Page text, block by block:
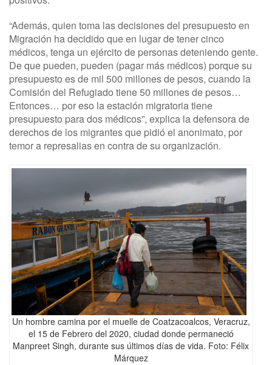
“Además, quien toma las decisiones del presupuesto en
Migración ha decidido que en lugar de tener cinco
médicos, tenga un ejército de personas deteniendo gente.
De que pueden, pueden (pagar más médicos) porque su
presupuesto es de mil 500 millones de pesos, cuando la
Comisión del Refugiado tiene 50 millones de pesos…
Entonces… por eso la estación migratoria tiene
presupuesto para dos médicos”, explica la defensora de
derechos de los migrantes que pidió el anonimato, por
temor a represalias en contra de su organización.
Un hombre camina por el muelle de Coatzacoalcos, Veracruz,
el 15 de Febrero del 2020, ciudad donde permaneció
Manpreet Singh, durante sus últimos días de vida. Foto: Félix
Márquez